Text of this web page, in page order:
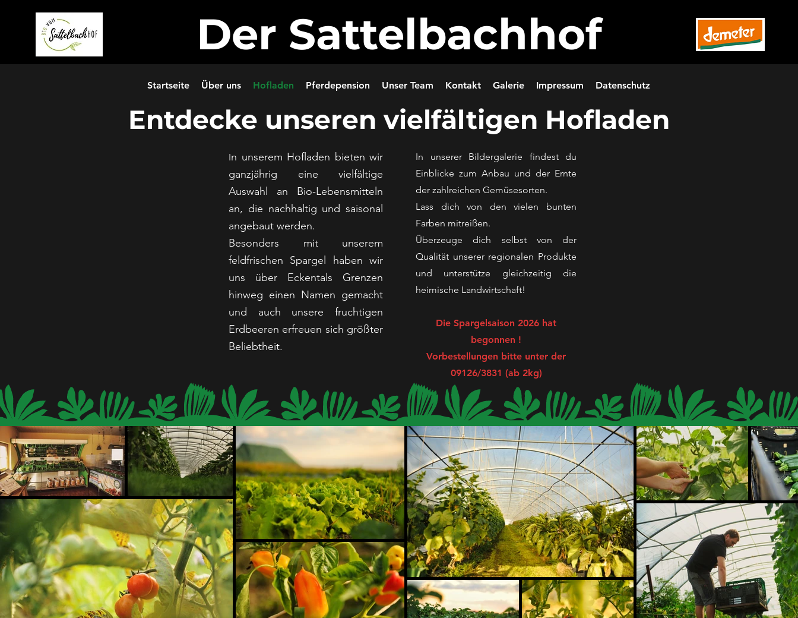
Der Sattelbachhof
Entdecke unseren vielfältigen Hofladen
In unserem Hofladen bieten wir
ganzjährig eine vielfältige
Auswahl an Bio-Lebensmitteln
an, die nachhaltig und saisonal
angebaut werden.
Besonders mit unserem
feldfrischen Spargel haben wir
uns über Eckentals Grenzen
hinweg einen Namen gemacht
und auch unsere fruchtigen
Erdbeeren erfreuen sich größter
Beliebtheit.
In unserer Bildergalerie findest du
Einblicke zum Anbau und der Ernte
der zahlreichen Gemüsesorten.
Lass dich von den vielen bunten
Farben mitreißen.
Überzeuge dich selbst von der
Qualität unserer regionalen Produkte
und unterstütze gleichzeitig die
heimische Landwirtschaft!
Die Spargelsaison 2026 hat
begonnen !
Vorbestellungen bitte unter der
09126/3831 (ab 2kg)
Startseite Über uns Hofladen Pferdepension Unser Team Kontakt Galerie Impressum Datenschutz